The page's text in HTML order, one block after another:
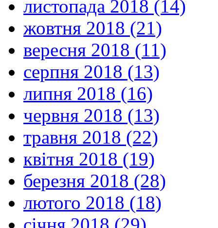
листопада 2018 (14)
жовтня 2018 (21)
вересня 2018 (11)
серпня 2018 (13)
липня 2018 (16)
червня 2018 (13)
травня 2018 (22)
квітня 2018 (19)
березня 2018 (28)
лютого 2018 (18)